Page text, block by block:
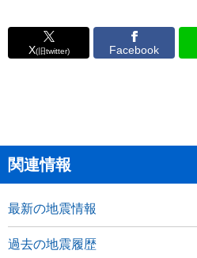
X(旧twitter) Facebook
関連情報
最新の地震情報
過去の地震履歴